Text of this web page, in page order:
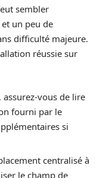
sembler
un peu de
difficulté majeure.
réussie sur
vous de lire
fourni par le
si
centralisé à
le champ de